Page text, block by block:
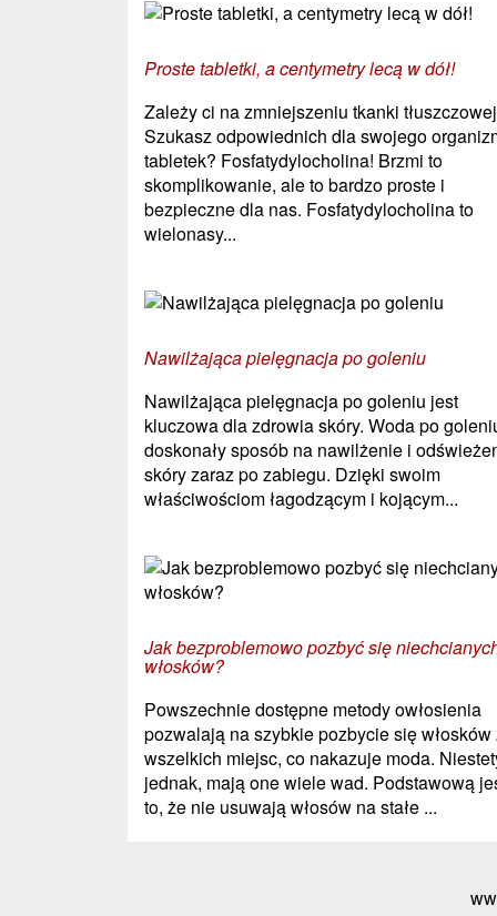
Proste tabletki, a centymetry lecą w dół!
Zależy ci na zmniejszeniu tkanki
Szukasz odpowiednich dla swojego
tabletek? Fosfatydylocholina! Brzmi to
skomplikowanie, ale to bardzo proste i
bezpieczne dla nas. Fosfatydylocholina to
wielonasy...
Nawilżająca pielęgnacja po goleniu
Nawilżająca pielęgnacja po goleniu jest
kluczowa dla zdrowia skóry. Woda po
doskonały sposób na nawilżenie i
skóry zaraz po zabiegu. Dzięki swoim
właściwościom łagodzącym i kojącym...
Jak bezproblemowo pozbyć się
włosków?
Powszechnie dostępne metody owłosienia
pozwalają na szybkie pozbycie się włosków
wszelkich miejsc, co nakazuje moda.
jednak, mają one wiele wad. Podstawową
to, że nie usuwają włosów na stałe ...